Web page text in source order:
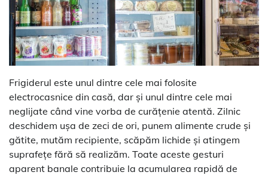
Frigiderul este unul dintre cele mai folosite
electrocasnice din casă, dar și unul dintre cele mai
neglijate când vine vorba de curățenie atentă. Zilnic
deschidem ușa de zeci de ori, punem alimente crude și
gătite, mutăm recipiente, scăpăm lichide și atingem
suprafețe fără să realizăm. Toate aceste gesturi
aparent banale contribuie la acumularea rapidă de